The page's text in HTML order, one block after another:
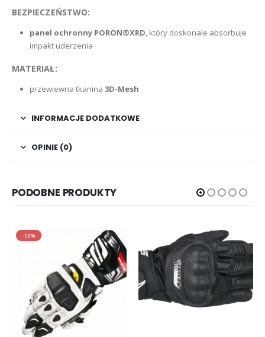
BEZPIECZEŃSTWO:
panel ochronny PORON®XRD, który doskonale absorbuje
impakt uderzenia
MATERIAŁ:
przewiewna tkanina 3D-Mesh
INFORMACJE DODATKOWE
OPINIE (0)
PODOBNE PRODUKTY
-22%